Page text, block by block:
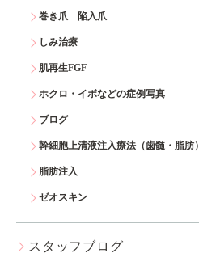
巻き爪 陥入爪
しみ治療
肌再生FGF
ホクロ・イボなどの症例写真
ブログ
幹細胞上清液注入療法（歯髄・脂肪）
脂肪注入
ゼオスキン
スタッフブログ